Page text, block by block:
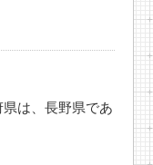
は、長野県であ